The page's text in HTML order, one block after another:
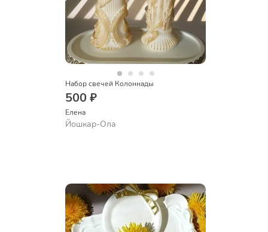
Набор свечей Колоннады
500 ₽
Елена
Йошкар-Ола